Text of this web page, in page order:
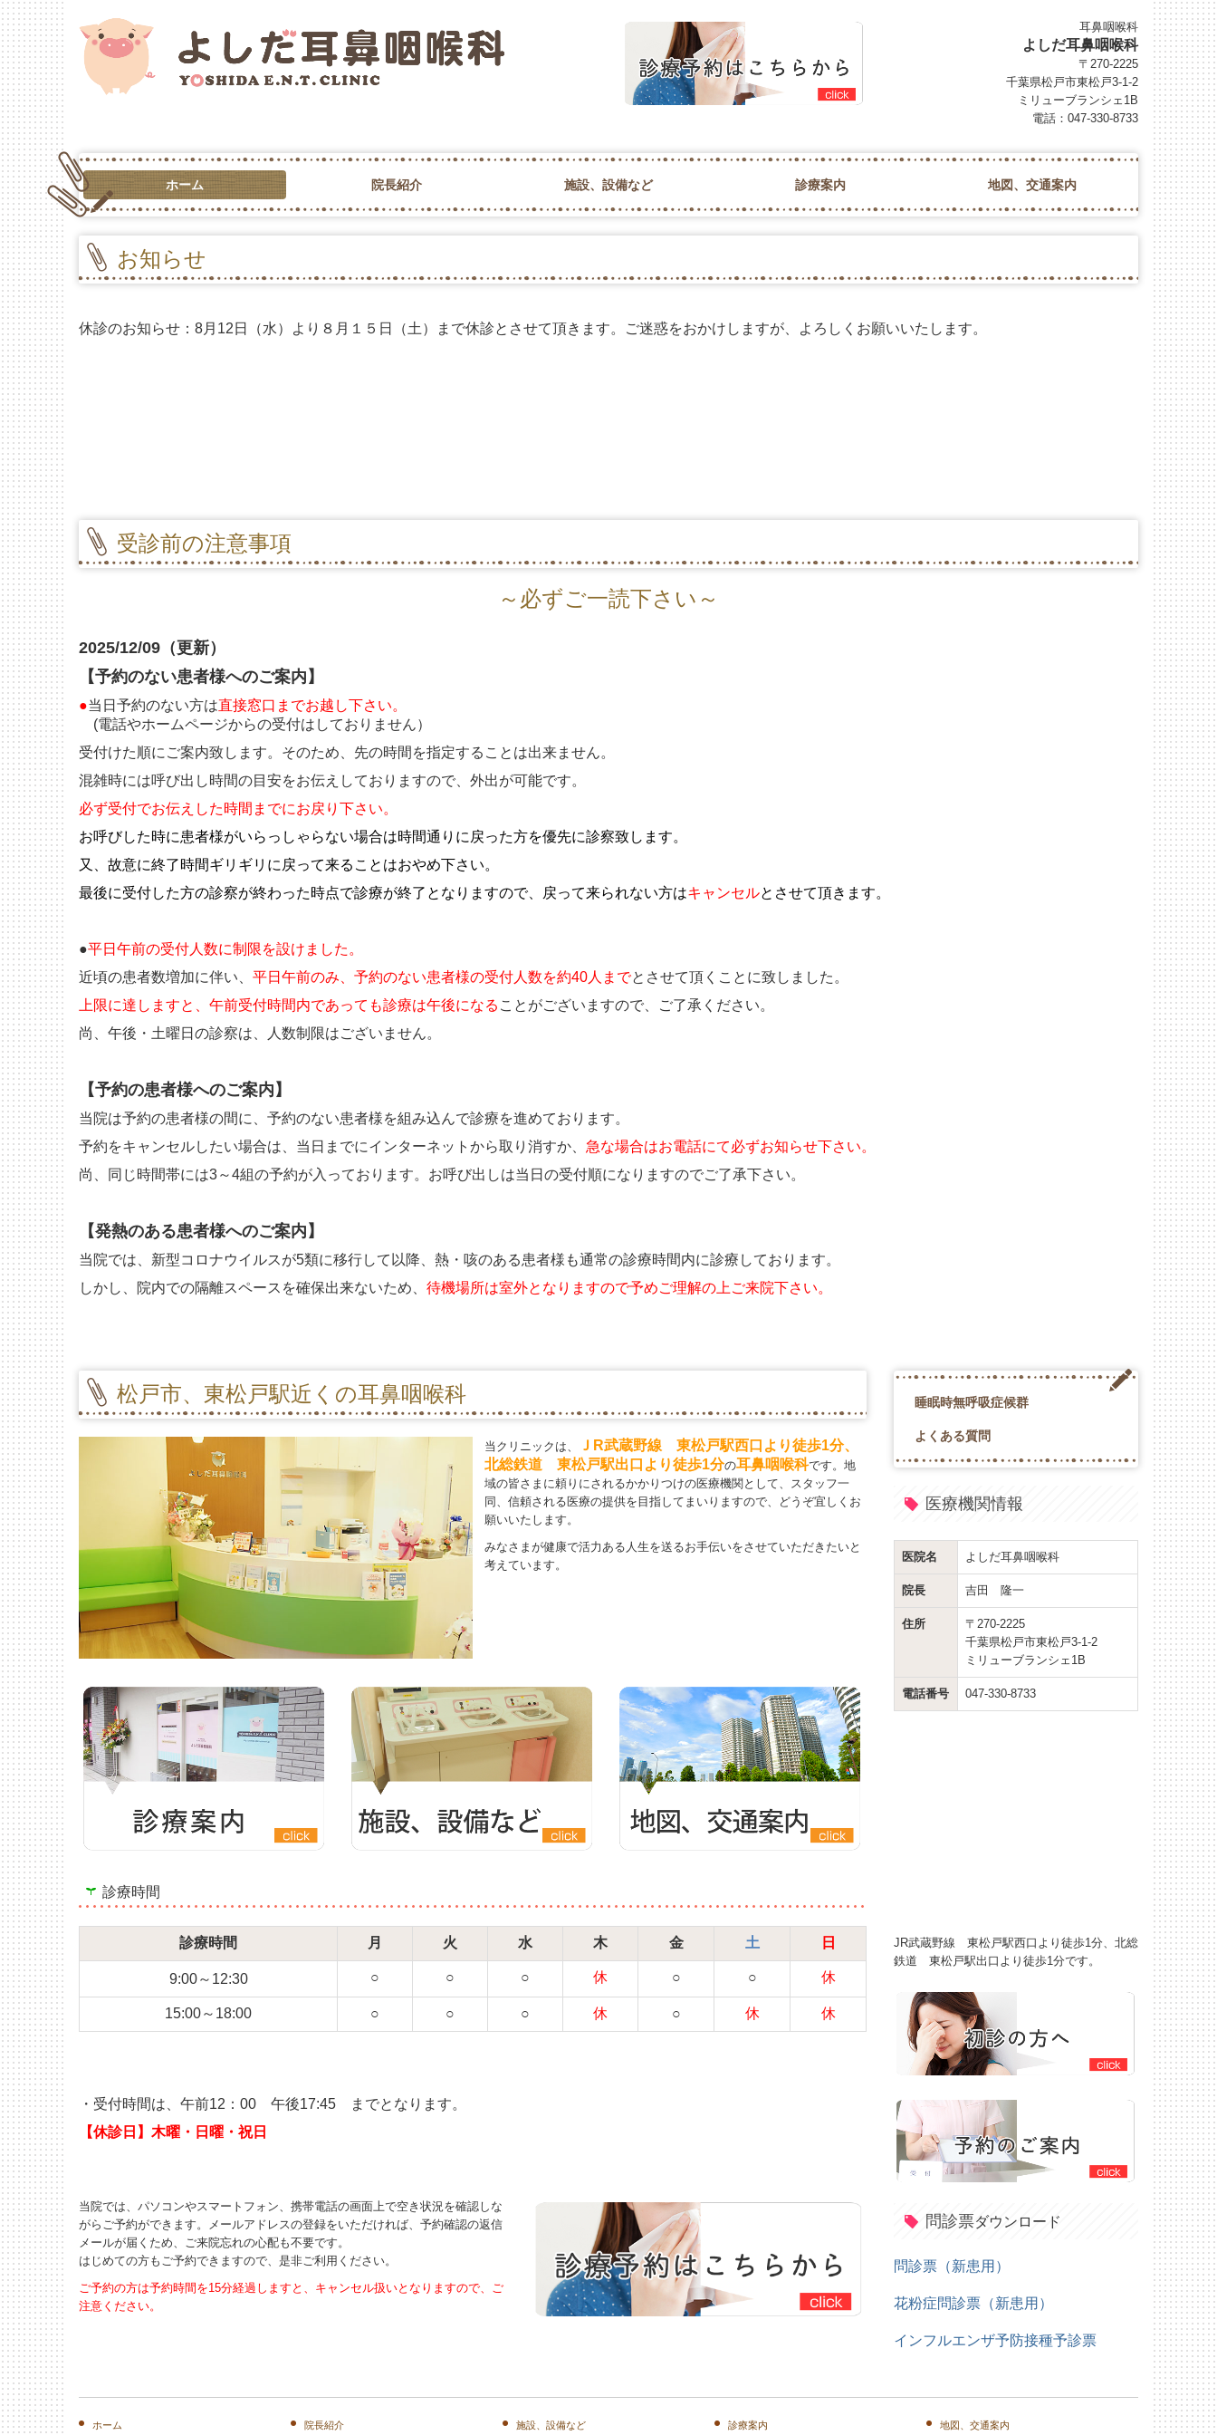
耳鼻咽喉科
よしだ耳鼻咽喉科
〒270-2225
千葉県松戸市東松戸3-1-2
ミリューブランシェ1B
電話： 047-330-8733
ホーム 院長紹介 施設、設備など 診療案内
初診の方へ
予約のご案内
地図、交通案内
お知らせ
休診のお知らせ：8月12日（水）より８月１５日（土）まで休診とさせて頂きます。ご迷惑をおかけしますが、よろしくお願いいたします。
受診前の注意事項
～必ずご一読下さい～
2025/12/09（更新）
【予約のない患者様へのご案内】
●当日予約のない方は直接窓口までお越し下さい。
(電話やホームページからの受付はしておりません）
受付けた順にご案内致します。そのため、先の時間を指定することは出来ません。
混雑時には呼び出し時間の目安をお伝えしておりますので、外出が可能です。
必ず受付でお伝えした時間までにお戻り下さい。
お呼びした時に患者様がいらっしゃらない場合は時間通りに戻った方を優先に診察致します。
又、故意に終了時間ギリギリに戻って来ることはおやめ下さい。
最後に受付した方の診察が終わった時点で診療が終了となりますので、 戻って来られない方はキャンセルとさせて頂きます。
●平日午前の受付人数に制限を設けました。
近頃の患者数増加に伴い、 平日午前のみ、予約のない患者様の受付人数を約40人までとさせて頂くことに致しました。
上限に達しますと、午前受付時間内であっても診療は午後になる ことがございますので、ご了承ください。
尚、午後・土曜日の診察は、人数制限はございません。
【予約の患者様へのご案内】
当院は予約の患者様の間に、予約のない患者様を組み込んで診療を進めております。
予約をキャンセルしたい場合は、当日までにインターネットから取り消すか、 急な場合はお電話にて必ずお知らせ下さい。
尚、同じ時間帯には3～4組の予約が入っております。お呼び出しは当日の受付順になりますのでご了承下さい。
【発熱のある患者様へのご案内】
当院では、新型コロナウイルスが5類に移行して以降、熱・咳のある患者様も通常の診療時間内に診療しております。
しかし、院内での隔離スペースを確保出来ないため、 待機場所は室外となりますので予めご理解の上ご来院下さい。
松戸市、東松戸駅近くの耳鼻咽喉科
当クリニックは、
ＪR武蔵野線 東松戸駅西口より徒歩1分、
北総鉄道 東松戸駅出口より徒歩1分の耳鼻咽喉科です。地
域の皆さまに頼りにされるかかりつけの医療機関として、スタッフ一
同、信頼される医療の提供を目指してまいりますので、どうぞ宜しくお
願いいたします。
みなさまが健康で活力ある人生を送るお手伝いをさせていただきたいと
考えています。
診療時間
診療時間 月 火 水 木 金 土 日
9:00～12:30 ○ ○ ○ 休 ○ ○ 休
15:00～18:00 ○ ○ ○ 休 ○ 休 休
・受付時間は、午前12 ： 00 午後17:45 までとなります。
【休診日】木曜・日曜・祝日
当院では、パソコンやスマートフォン、携帯電話の画面上で空き状況を確認しな
がらご予約ができます。メールアドレスの登録をいただければ、予約確認の返信
メールが届くため、ご来院忘れの心配も不要です。
はじめての方もご予約できますので、是非ご利用ください。
ご予約の方は予約時間を15分経過しますと、キャンセル扱いとなりますので、ご
注意ください。
睡眠時無呼吸症候群
よくある質問
医療機関情報
医院名 よしだ耳鼻咽喉科
院長 吉田 隆一
住所
〒270-2225
千葉県松戸市東松戸3-1-2
ミリューブランシェ1B
電話番号 047-330-8733
JR武蔵野線 東松戸駅西口より徒歩1分、北総
鉄道 東松戸駅出口より徒歩1分です。
問診票ダウンロード
問診票（新患用）
花粉症問診票（新患用）
インフルエンザ予防接種予診票
ホーム 院長紹介 施設、設備など 診療案内 地図、交通案内